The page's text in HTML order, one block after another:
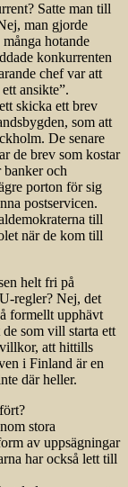
Satte man till
man gjorde
hotande
konkurrenten
chef var att
ansikte”.
skicka ett brev
som att
De senare
de brev som kostar
banker och
porton för sig
postservicen.
till
när de kom till
helt fri på
regler? Nej, det
formellt upphävt
som vill starta ett
att hittills
i Finland är en
där heller.
stora
av uppsägningar
har också lett till